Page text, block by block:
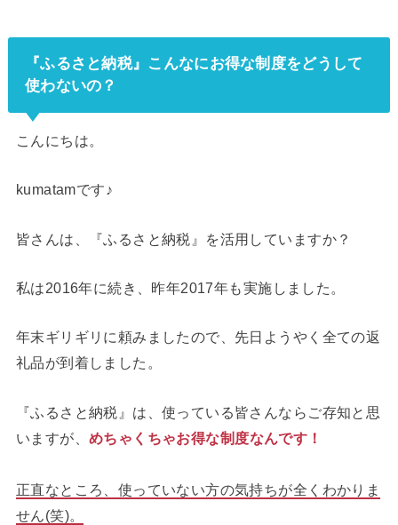
『ふるさと納税』こんなにお得な制度をどうして
使わないの？
こんにちは。
kumatamです♪
皆さんは、『ふるさと納税』を活用していますか？
私は2016年に続き、昨年2017年も実施しました。
年末ギリギリに頼みましたので、先日ようやく全ての返
礼品が到着しました。
『ふるさと納税』は、使っている皆さんならご存知と思
いますが、 めちゃくちゃお得な制度なんです！
正直なところ、使っていない方の気持ちが全くわかりま
せん(笑)。